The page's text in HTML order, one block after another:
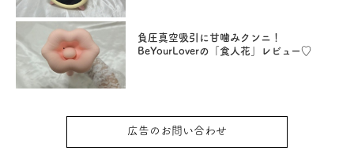
負圧真空吸引に甘噛みクンニ！
BeYourLoverの「食人花」レビュー♡
広告のお問い合わせ